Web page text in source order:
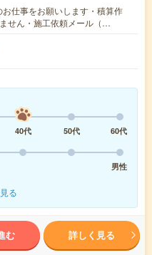
仕事をお願いします・積算作
せん・施工依頼メール（…
40代 50代
60代
男性
る
む 詳しく見る